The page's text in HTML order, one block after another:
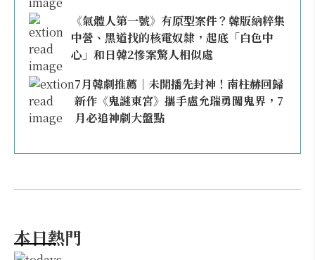
《氣體人第一號》有原型案件？韓版納粹集
中營、黑道找的核電奴隸，起底「白色中
心」和日韓2慘案驚人相似處
7月韓劇推薦｜未開播先封神！南柱赫回歸
新作《鬼謎東宮》攜手盧允瑞勇闖鬼界，7
月必追神劇大盤點
本日熱門